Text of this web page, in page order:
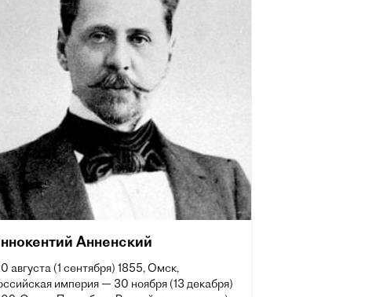
Анненский
августа (1 сентября) 1855, Омск,
империя — 30 ноября (13 декабря)